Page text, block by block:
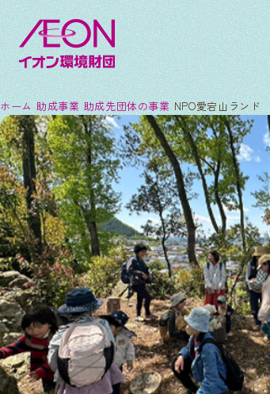
ホーム 助成事業 助成先団体の事業 NPO愛宕山ランド